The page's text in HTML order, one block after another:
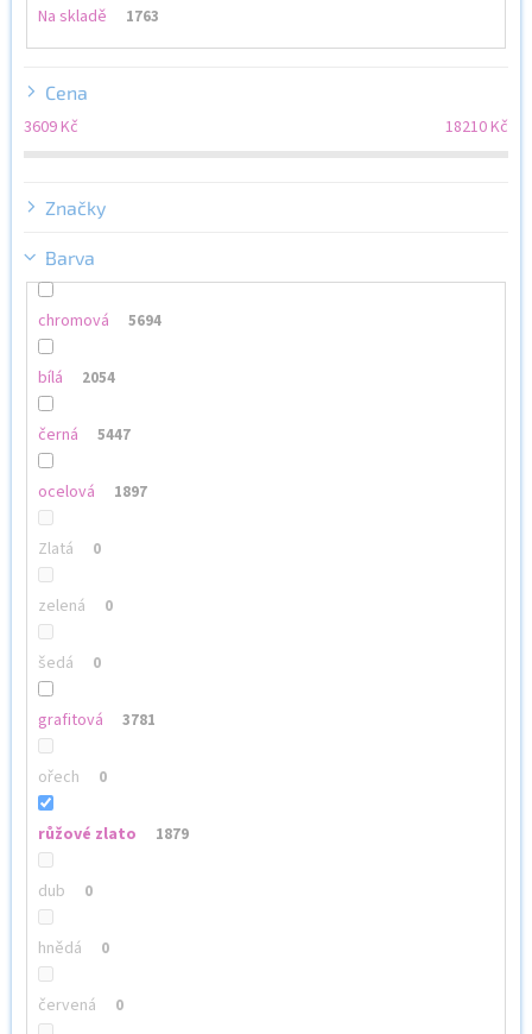
Na skladě 1763
Cena
3609Kč 18210Kč
Značky
Barva
chromová 5694
bílá 2054
černá 5447
ocelová 1897
Zlatá 0
zelená 0
šedá 0
grafitová 3781
ořech 0
růžové zlato 1879
dub 0
hnědá 0
červená 0